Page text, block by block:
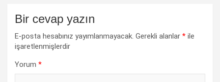
Bir cevap yazın
E-posta hesabınız yayımlanmayacak. Gerekli alanlar * ile
işaretlenmişlerdir
Yorum *